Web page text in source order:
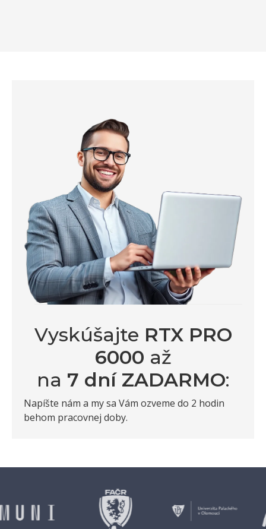
Vyskúšajte RTX PRO
6000 až
na 7 dní ZADARMO:
Napíšte nám a my sa Vám ozveme do 2 hodin
behom pracovnej doby.